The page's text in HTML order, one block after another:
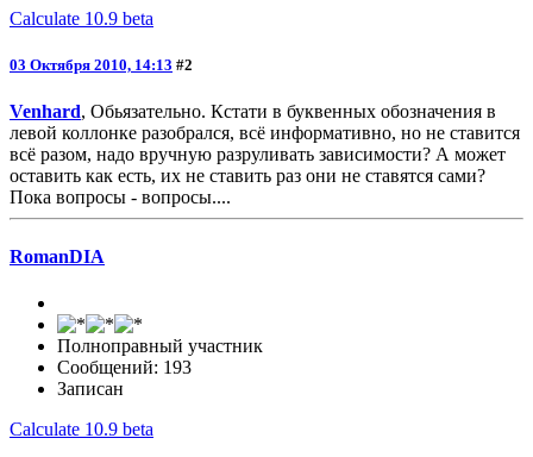
Calculate 10.9 beta
03 Октября 2010, 14:13 #2
Venhard, Обьязательно. Кстати в буквенных обозначения в
левой коллонке разобрался, всё информативно, но не ставится
всё разом, надо вручную разруливать зависимости? А может
оставить как есть, их не ставить раз они не ставятся сами?
Пока вопросы - вопросы....
RomanDIA
Полноправный участник
Сообщений: 193
Записан
Calculate 10.9 beta